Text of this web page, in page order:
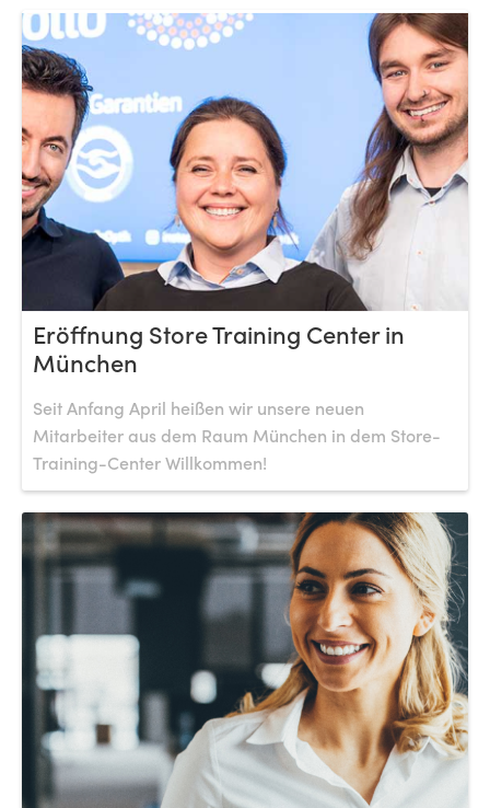
Eröffnung Store Training Center in
München
Seit Anfang April heißen wir unsere neuen
Mitarbeiter aus dem Raum München in dem Store-
Training-Center Willkommen!